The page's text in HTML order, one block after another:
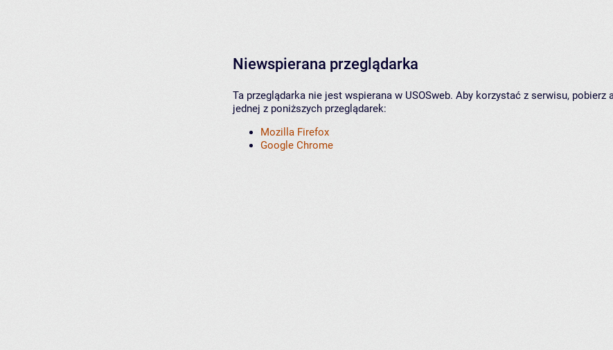
Niewspierana przeglądarka
Ta przeglądarka nie jest wspierana w USOSweb. Aby korzystać z serwisu, pobierz
jednej z poniższych przeglądarek:
Mozilla Firefox
Google Chrome